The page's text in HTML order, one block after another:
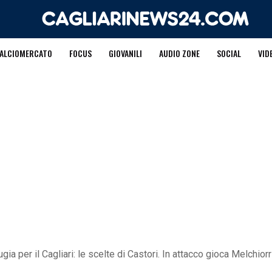
FOCUS GIOVANILI AUDIO ZONE SOCIAL
per il Cagliari: le scelte di Castori. In attacco gioca